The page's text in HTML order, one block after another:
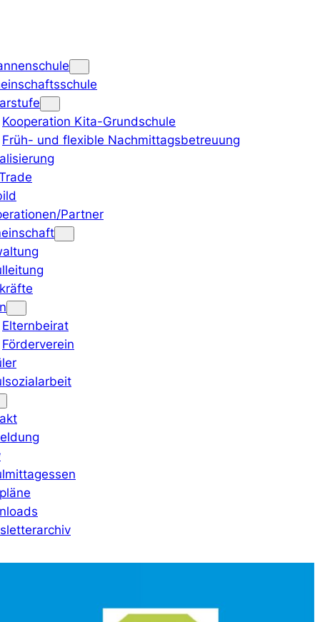
Kooperation Kita-Grundschule
Früh- und flexible Nachmittagsbetreuung
Partner
Elternbeirat
Förderverein